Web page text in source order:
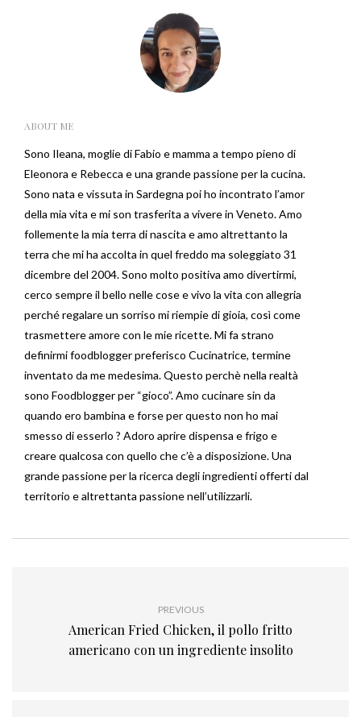
ABOUT ME
Sono Ileana, moglie di Fabio e mamma a tempo pieno di
Eleonora e Rebecca e una grande passione per la cucina.
Sono nata e vissuta in Sardegna poi ho incontrato l’amor
della mia vita e mi son trasferita a vivere in Veneto. Amo
follemente la mia terra di nascita e amo altrettanto la
terra che mi ha accolta in quel freddo ma soleggiato 31
dicembre del 2004. Sono molto positiva amo divertirmi,
cerco sempre il bello nelle cose e vivo la vita con allegria
perché regalare un sorriso mi riempie di gioia, così come
trasmettere amore con le mie ricette. Mi fa strano
definirmi foodblogger preferisco Cucinatrice, termine
inventato da me medesima. Questo perchè nella realtà
sono Foodblogger per “gioco”. Amo cucinare sin da
quando ero bambina e forse per questo non ho mai
smesso di esserlo ? Adoro aprire dispensa e frigo e
creare qualcosa con quello che c’è a disposizione. Una
grande passione per la ricerca degli ingredienti offerti dal
territorio e altrettanta passione nell’utilizzarli.
PREVIOUS
American Fried Chicken, il pollo fritto
americano con un ingrediente insolito